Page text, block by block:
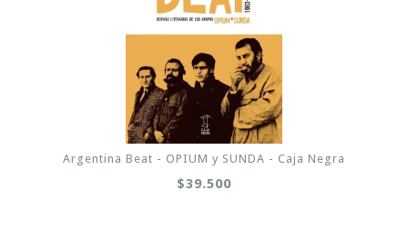
Argentina Beat - OPIUM y SUNDA - Caja Negra
$39.500